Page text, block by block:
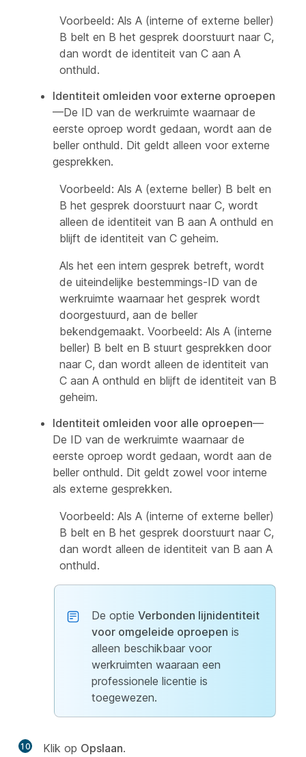
Voorbeeld: Als A (interne of externe beller)
B belt en B het gesprek doorstuurt naar C,
dan wordt de identiteit van C aan A
onthuld.
Identiteit omleiden voor externe oproepen
—De ID van de werkruimte waarnaar de
eerste oproep wordt gedaan, wordt aan de
beller onthuld. Dit geldt alleen voor externe
gesprekken.
Voorbeeld: Als A (externe beller) B belt en
B het gesprek doorstuurt naar C, wordt
alleen de identiteit van B aan A onthuld en
blijft de identiteit van C geheim.
Als het een intern gesprek betreft, wordt
de uiteindelijke bestemmings-ID van de
werkruimte waarnaar het gesprek wordt
doorgestuurd, aan de beller
bekendgemaakt. Voorbeeld: Als A (interne
beller) B belt en B stuurt gesprekken door
naar C, dan wordt alleen de identiteit van
C aan A onthuld en blijft de identiteit van B
geheim.
Identiteit omleiden voor alle oproepen—
De ID van de werkruimte waarnaar de
eerste oproep wordt gedaan, wordt aan de
beller onthuld. Dit geldt zowel voor interne
als externe gesprekken.
Voorbeeld: Als A (interne of externe beller)
B belt en B het gesprek doorstuurt naar C,
dan wordt alleen de identiteit van B aan A
onthuld.
De optie Verbonden lijnidentiteit
voor omgeleide oproepen is
alleen beschikbaar voor
werkruimten waaraan een
professionele licentie is
toegewezen.
10 Klik op Opslaan.